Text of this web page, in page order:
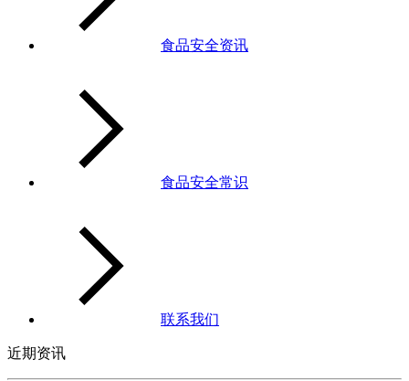
食品安全资讯
食品安全常识
联系我们
近期资讯